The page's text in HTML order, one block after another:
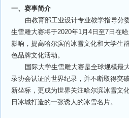
一、赛事简介
由教育部工业设计专业教学指导分
生雪雕大赛将于2020年1月4日至7日在
影响，提高哈尔滨的冰雪文化和大学生
色品牌文化活动。
国际大学生雪雕大赛是全球规模最
录协会认证的世界纪录，并不断取得突
新坐标，更成为世界关注哈尔滨冰雪文
日冰城打造的一张诱人的冰雪名片。